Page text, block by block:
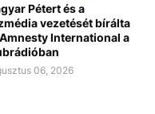
Pétert és a
vezetését bírálta
International a
06, 2026